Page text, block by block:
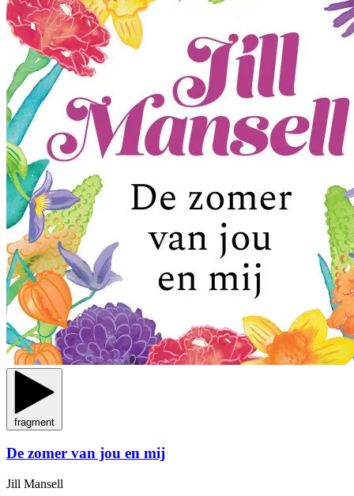
fragment
De zomer van jou en mij
Jill Mansell